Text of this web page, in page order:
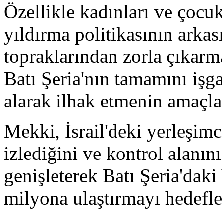
Özellikle kadınları ve
yıldırma politikasının
topraklarından zorla
Batı Şeria'nın tamamını
alarak ilhak etmenin
Mekki, İsrail'deki
izlediğini ve kontrol
genişleterek Batı
milyona ulaştırmayı